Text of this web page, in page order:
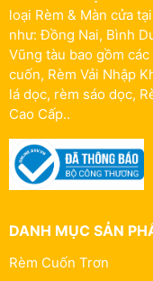
loại Rèm & Màn cửa
như: Đồng Nai, Bình
Vũng tàu bao gồm
cuốn, Rèm Vải Nhập
lá dọc, rèm sáo dọc,
Cao Cấp..
DANH MỤC SẢN
Rèm Cuốn Trơn